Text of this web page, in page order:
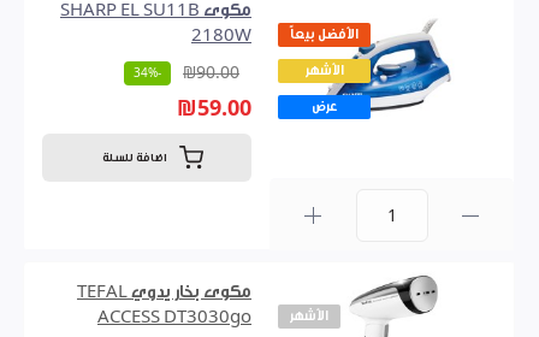
الأفضل بيعاً
الأشهر
عرض
مكوى SHARP EL SU11B
2180W
₪90.00
-34%
₪59.00
اضافة للسلة
الأشهر
مكوى بخار يدوي TEFAL
ACCESS DT3030go